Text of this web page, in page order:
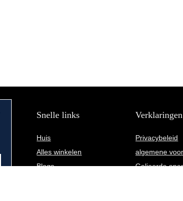
Snelle links
Huis
Alles winkelen
Blogs
Verklaringen
Privacybeleid
algemene
Gelieerde